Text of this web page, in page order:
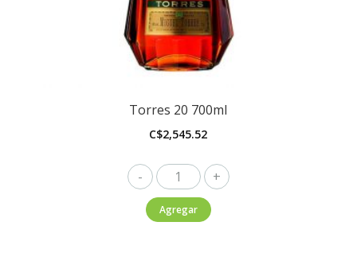
Torres 20 700ml
C$2,545.52
Torres
20
700ml
Agregar